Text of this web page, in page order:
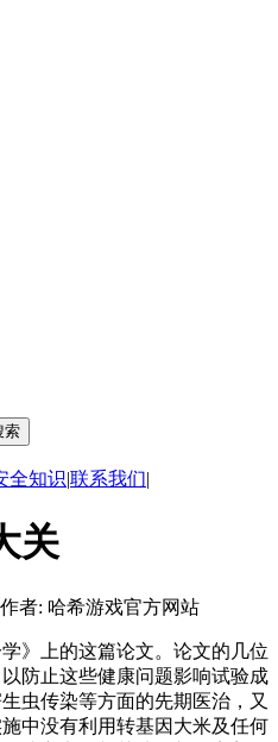
全知识|联系我们|
关
者: 哈希游戏官方网站
上的这篇论文。论文的几位
防止这些健康问题影响试验成
虫传染等方面的先期医治，又
中没有利用转基因大米及任何